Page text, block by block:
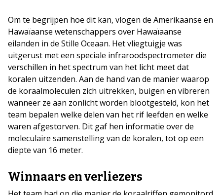
Om te begrijpen hoe dit kan, vlogen de Amerikaanse en
Hawaïaanse wetenschappers over Hawaïaanse
eilanden in de Stille Oceaan. Het vliegtuigje was
uitgerust met een speciale infraroodspectrometer die
verschillen in het spectrum van het licht meet dat
koralen uitzenden. Aan de hand van de manier waarop
de koraalmoleculen zich uitrekken, buigen en vibreren
wanneer ze aan zonlicht worden blootgesteld, kon het
team bepalen welke delen van het rif leefden en welke
waren afgestorven. Dit gaf hen informatie over de
moleculaire samenstelling van de koralen, tot op een
diepte van 16 meter.
Winnaars en verliezers